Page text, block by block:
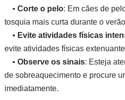
• Corte o pelo: Em cães de
tosquia mais curta durante o
• Evite atividades físicas
evite atividades físicas
• Observe os sinais: Esteja
de sobreaquecimento e procure
imediatamente.